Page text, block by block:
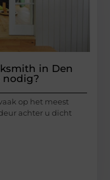
in Den
nodig?
op het meest
achter u dicht